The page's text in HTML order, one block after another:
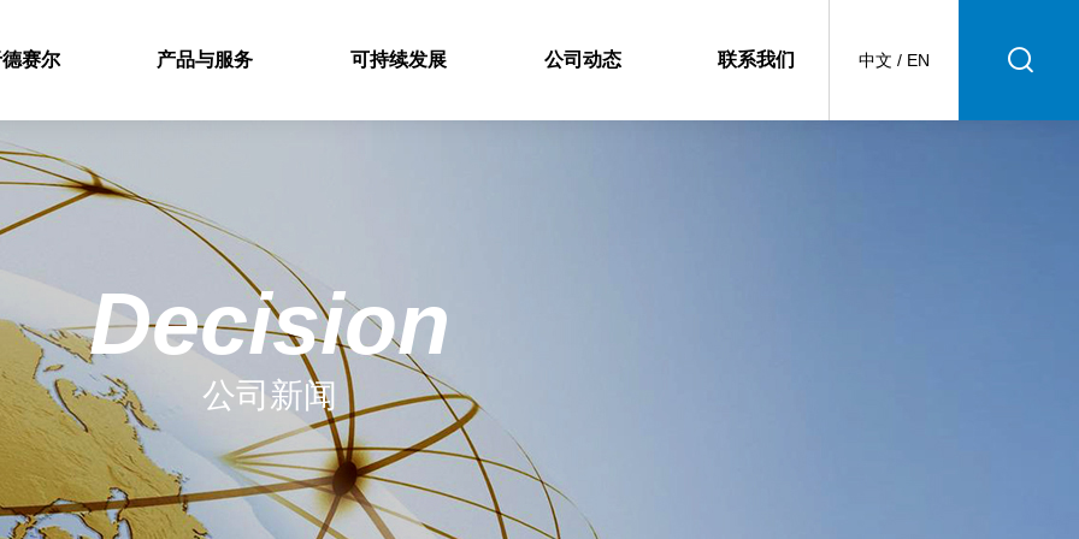
赛尔 产品与服务 可持续发展 公司动态 联系我们 中文 / EN
Decision
公司新闻